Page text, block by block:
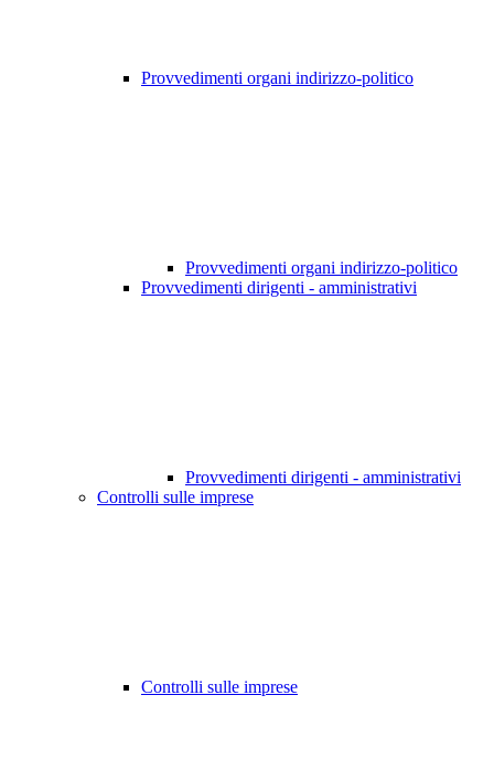
Provvedimenti organi indirizzo-politico
Provvedimenti organi indirizzo-politico
Provvedimenti dirigenti - amministrativi
Provvedimenti dirigenti - amministrativi
Controlli sulle imprese
Controlli sulle imprese